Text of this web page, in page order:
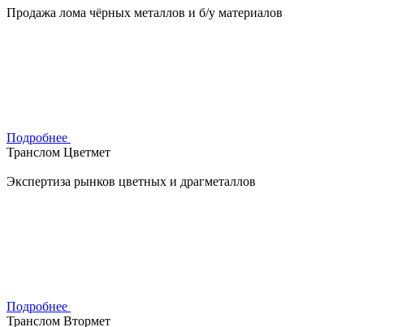
Продажа лома чёрных металлов и б/у материалов
Подробнее
Транслом Цветмет
Экспертиза рынков цветных и драгметаллов
Подробнее
Транслом Втормет